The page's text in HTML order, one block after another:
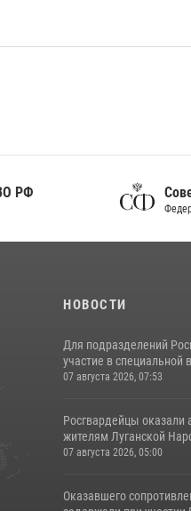
Совет
Федерального
НОВОСТИ
Для подразделений
участие в специальной
07 августа 2026, 07:53
Росгвардейцы
жителям Луганской
07 августа 2026, 05:00
Оказавшего